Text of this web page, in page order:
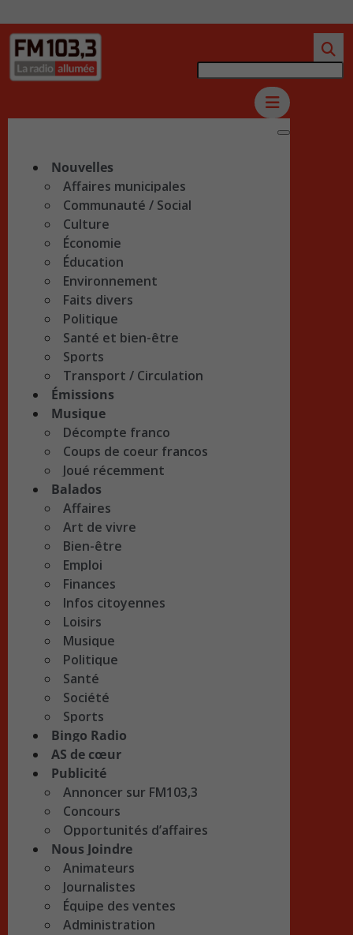
Nouvelles
Affaires municipales
Communauté / Social
Culture
Économie
Éducation
Environnement
Faits divers
Politique
Santé et bien-être
Sports
Transport / Circulation
Émissions
Musique
Décompte franco
Coups de coeur francos
Joué récemment
Balados
Affaires
Art de vivre
Bien-être
Emploi
Finances
Infos citoyennes
Loisirs
Musique
Politique
Santé
Société
Sports
Bingo Radio
AS de cœur
Publicité
Annoncer sur FM103,3
Concours
Opportunités d’affaires
Nous Joindre
Animateurs
Journalistes
Équipe des ventes
Administration